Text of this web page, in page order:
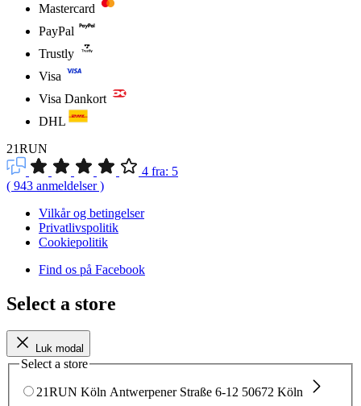
Mastercard
PayPal
Trustly
Visa
Visa Dankort
DHL
21RUN
4 fra: 5
( 943 anmeldelser)
Vilkår og betingelser
Privatlivspolitik
Cookiepolitik
Find os på Facebook
Select a store
Luk modal
Select a store
21RUN Köln Antwerpener Straße 6-12 50672 Köln